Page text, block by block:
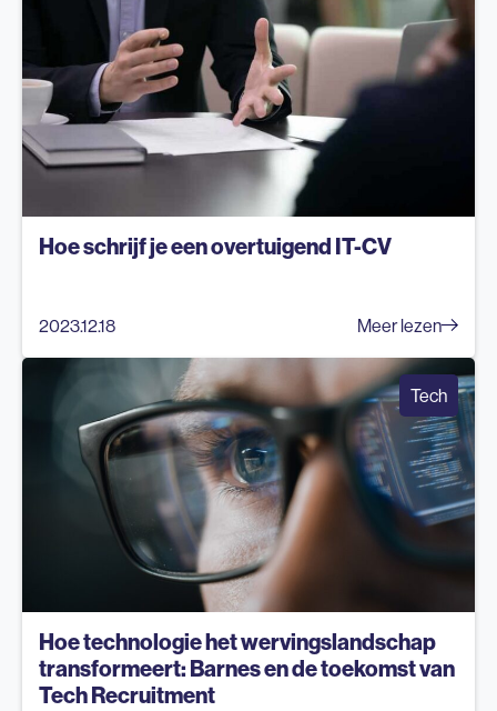
Hoe schrijf je een overtuigend IT-CV
2023.12.18 Meer lezen
Tech
Hoe technologie het wervingslandschap
transformeert: Barnes en de toekomst van
Tech Recruitment